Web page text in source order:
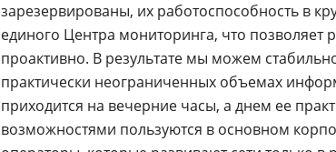
зарезервированы, их работоспособность в
единого Центра мониторинга, что позволяет
проактивно. В результате мы можем
практически неограниченных объемах
приходится на вечерние часы, а днем ее
возможностями пользуются в основном